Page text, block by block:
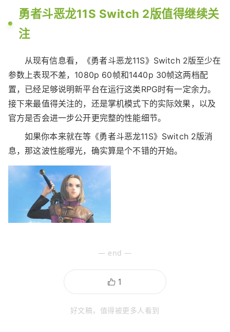
勇者斗恶龙11S Switch 2版值得继续关
注
从现有信息看，《勇者斗恶龙11S》Switch 2版至少在
参数上表现不差，1080p 60帧和1440p 30帧这两档配
置，已经足够说明新平台在运行这类RPG时有一定余力。
接下来最值得关注的，还是掌机模式下的实际效果，以及
官方是否会进一步公开更完整的性能细节。
如果你本来就在等《勇者斗恶龙11S》Switch 2版消
息，那这波性能曝光，确实算是个不错的开始。
— end —
好文稿，值得被更多人看到